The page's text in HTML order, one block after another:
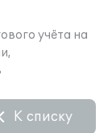
учёта на
К списку